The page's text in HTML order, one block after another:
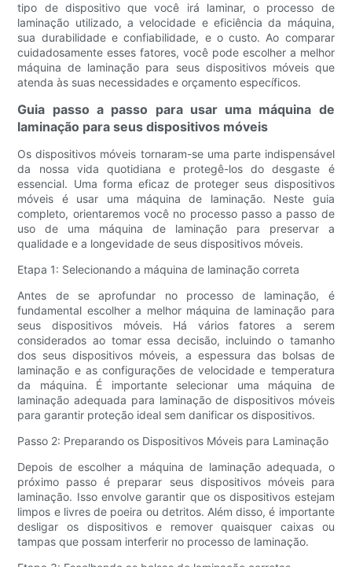
tipo de dispositivo que você irá laminar, o processo de
laminação utilizado, a velocidade e eficiência da máquina,
sua durabilidade e confiabilidade, e o custo. Ao comparar
cuidadosamente esses fatores, você pode escolher a melhor
máquina de laminação para seus dispositivos móveis que
atenda às suas necessidades e orçamento específicos.
Guia passo a passo para usar uma máquina de
laminação para seus dispositivos móveis
Os dispositivos móveis tornaram-se uma parte indispensável
da nossa vida quotidiana e protegê-los do desgaste é
essencial. Uma forma eficaz de proteger seus dispositivos
móveis é usar uma máquina de laminação. Neste guia
completo, orientaremos você no processo passo a passo de
uso de uma máquina de laminação para preservar a
qualidade e a longevidade de seus dispositivos móveis.
Etapa 1: Selecionando a máquina de laminação correta
Antes de se aprofundar no processo de laminação, é
fundamental escolher a melhor máquina de laminação para
seus dispositivos móveis. Há vários fatores a serem
considerados ao tomar essa decisão, incluindo o tamanho
dos seus dispositivos móveis, a espessura das bolsas de
laminação e as configurações de velocidade e temperatura
da máquina. É importante selecionar uma máquina de
laminação adequada para laminação de dispositivos móveis
para garantir proteção ideal sem danificar os dispositivos.
Passo 2: Preparando os Dispositivos Móveis para Laminação
Depois de escolher a máquina de laminação adequada, o
próximo passo é preparar seus dispositivos móveis para
laminação. Isso envolve garantir que os dispositivos estejam
limpos e livres de poeira ou detritos. Além disso, é importante
desligar os dispositivos e remover quaisquer caixas ou
tampas que possam interferir no processo de laminação.